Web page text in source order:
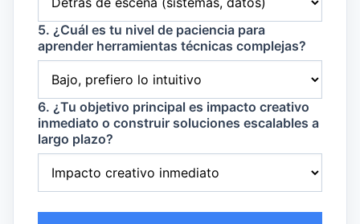
5. ¿Cuál es tu nivel de paciencia para
aprender herramientas técnicas complejas?
6. ¿Tu objetivo principal es impacto creativo
inmediato o construir soluciones escalables a
largo plazo?